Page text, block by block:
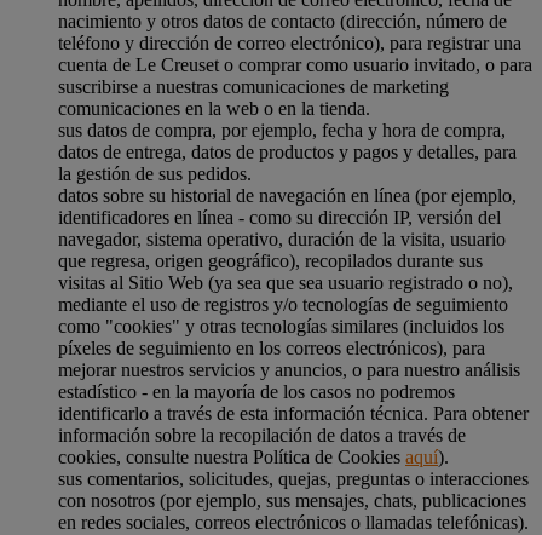
nacimiento y otros datos de contacto (dirección, número de
teléfono y dirección de correo electrónico), para registrar una
cuenta de Le Creuset o comprar como usuario invitado, o para
suscribirse a nuestras comunicaciones de marketing
comunicaciones en la web o en la tienda.
sus datos de compra, por ejemplo, fecha y hora de compra,
datos de entrega, datos de productos y pagos y detalles, para
la gestión de sus pedidos.
datos sobre su historial de navegación en línea (por ejemplo,
identificadores en línea - como su dirección IP, versión del
navegador, sistema operativo, duración de la visita, usuario
que regresa, origen geográfico), recopilados durante sus
visitas al Sitio Web (ya sea que sea usuario registrado o no),
mediante el uso de registros y/o tecnologías de seguimiento
como "cookies" y otras tecnologías similares (incluidos los
píxeles de seguimiento en los correos electrónicos), para
mejorar nuestros servicios y anuncios, o para nuestro análisis
estadístico - en la mayoría de los casos no podremos
identificarlo a través de esta información técnica. Para obtener
información sobre la recopilación de datos a través de
cookies, consulte nuestra Política de Cookies aquí).
sus comentarios, solicitudes, quejas, preguntas o interacciones
con nosotros (por ejemplo, sus mensajes, chats, publicaciones
en redes sociales, correos electrónicos o llamadas telefónicas).